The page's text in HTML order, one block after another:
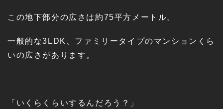
この地下部分の広さは約75平方メートル。
一般的な3LDK、ファミリータイプのマンションくら
いの広さがあります。
「いくらくらいするんだろう？」